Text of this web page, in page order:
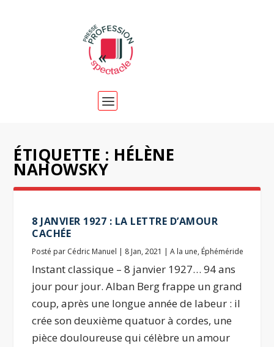
ÉTIQUETTE : HÉLÈNE
NAHOWSKY
8 JANVIER 1927 : LA LETTRE D’AMOUR
CACHÉE
Posté par Cédric Manuel | 8 Jan, 2021 |A la une, Éphéméride
Instant classique – 8 janvier 1927… 94 ans
jour pour jour. Alban Berg frappe un grand
coup, après une longue année de labeur : il
crée son deuxième quatuor à cordes, une
pièce douloureuse qui célèbre un amour